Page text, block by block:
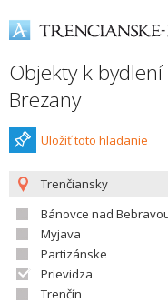
Objekty k
Brezany
Uložiť toto hladanie
Trenčiansky
Bánovce nad
Myjava
Partizánske
Prievidza
Trenčín